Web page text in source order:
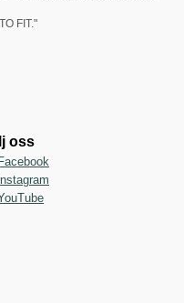
FIT."
oss
Facebook
Instagram